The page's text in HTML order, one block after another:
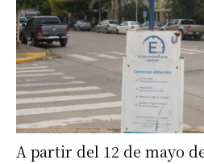
A partir del 12 de mayo